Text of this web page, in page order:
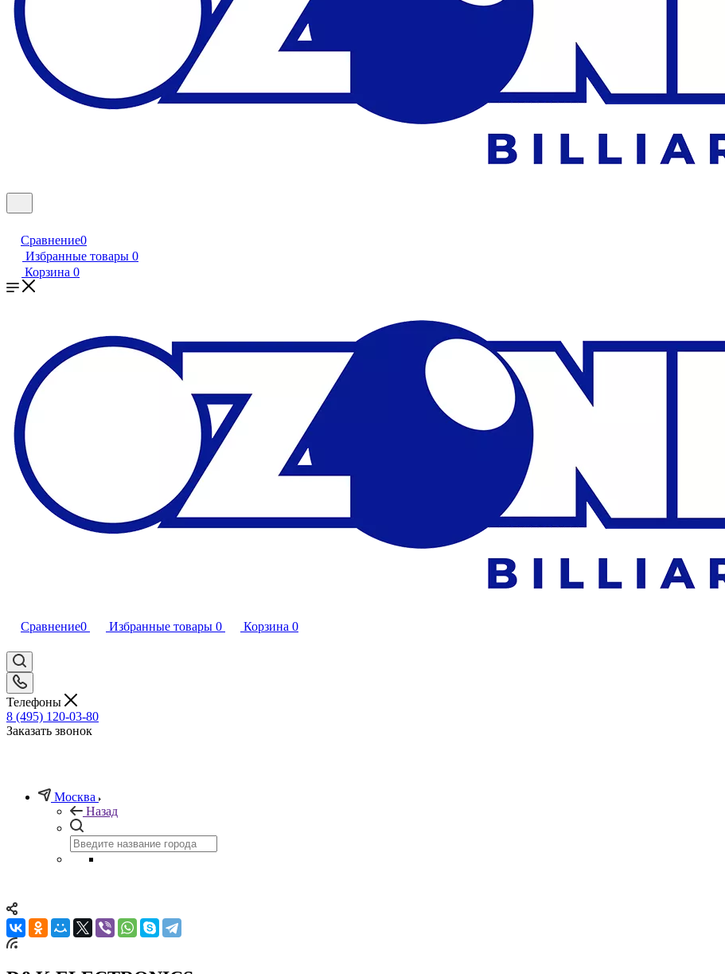
Сравнение0
Избранные товары 0
Корзина 0
Сравнение0 Избранные товары 0 Корзина 0
Телефоны
8 (495) 120-03-80
Заказать звонок
Москва
Назад